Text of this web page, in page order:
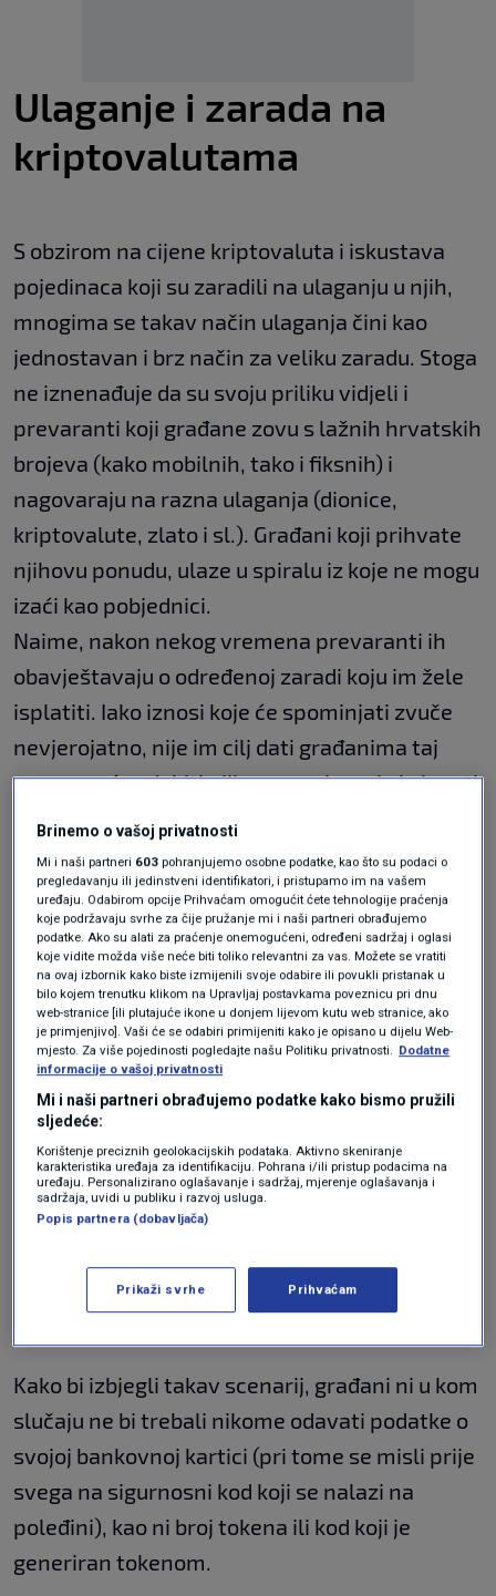
Ulaganje i zarada na
kriptovalutama
S obzirom na cijene kriptovaluta i iskustava
pojedinaca koji su zaradili na ulaganju u njih,
mnogima se takav način ulaganja čini kao
jednostavan i brz način za veliku zaradu. Stoga
ne iznenađuje da su svoju priliku vidjeli i
prevaranti koji građane zovu s lažnih hrvatskih
brojeva (kako mobilnih, tako i fiksnih) i
nagovaraju na razna ulaganja (dionice,
kriptovalute, zlato i sl.). Građani koji prihvate
njihovu ponudu, ulaze u spiralu iz koje ne mogu
izaći kao pobjednici.
Naime, nakon nekog vremena prevaranti ih
obavještavaju o određenoj zaradi koju im žele
isplatiti. Iako iznosi koje će spominjati zvuče
nevjerojatno, nije im cilj dati građanima taj
novac, već zadobiti njihovo povjerenje i ukrasti
još novca.
Sistem je zapravo veoma jednostavan.
Prevaranti od građana traže podatke
bankovnih kartica, podatke o mobilnom
bankarstvu ili instalaciju programa na njihova
računala i mobitele pomoću kojih će preuzeti
kontrolu nad njima. Radi se o programima kao
što su: AnyDesk, Team Viewer, Supremo Mobile
Assistant i drugi, piše
Jednom instalirani, ti programi otvaraju vrata
instalirani, već i svim podacima koji se na
njemu nalaze.
Kako bi izbjegli takav scenarij, građani ni u kom
slučaju ne bi trebali nikome odavati podatke o
svojoj bankovnoj kartici (pri tome se misli prije
svega na sigurnosni kod koji se nalazi na
poleđini), kao ni broj tokena ili kod koji je
generiran tokenom.
Brinemo o vašoj privatnosti
Mi i naši partneri 603 pohranjujemo osobne podatke, kao što su podaci o
pregledavanju ili jedinstveni identifikatori, i pristupamo im na vašem
uređaju. Odabirom opcije Prihvaćam omogućit ćete tehnologije praćenja
koje podržavaju svrhe za čije pružanje mi i naši partneri obrađujemo
podatke. Ako su alati za praćenje onemogućeni, određeni sadržaj i oglasi
koje vidite možda više neće biti toliko relevantni za vas. Možete se vratiti
na ovaj izbornik kako biste izmijenili svoje odabire ili povukli pristanak u
bilo kojem trenutku klikom na Upravljaj postavkama poveznicu pri dnu
web-stranice [ili plutajuće ikone u donjem lijevom kutu web stranice, ako
je primjenjivo]. Vaši će se odabiri primijeniti kako je opisano u dijelu Web-
mjesto. Za više pojedinosti pogledajte našu Politiku privatnosti. Dodatne
informacije o vašoj privatnosti
Mi i naši partneri obrađujemo podatke kako bismo pružili
sljedeće:
Korištenje preciznih geolokacijskih podataka. Aktivno skeniranje
karakteristika uređaja za identifikaciju. Pohrana i/ili pristup podacima na
uređaju. Personalizirano oglašavanje i sadržaj, mjerenje oglašavanja i
sadržaja, uvidi u publiku i razvoj usluga.
Popis partnera (dobavljača)
Prikaži svrhe Prihvaćam